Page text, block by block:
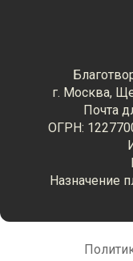
г. Москва,
Почта
ОГРН:
Назначение